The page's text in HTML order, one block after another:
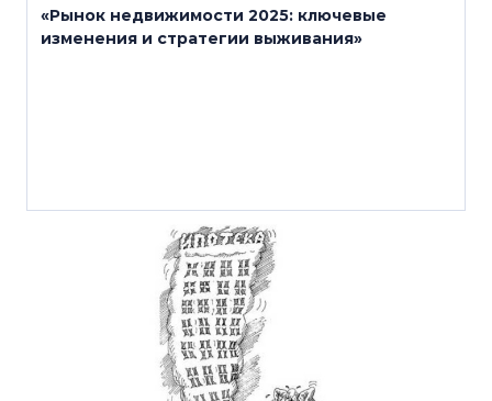
«Рынок недвижимости 2025: ключевые
изменения и стратегии выживания»